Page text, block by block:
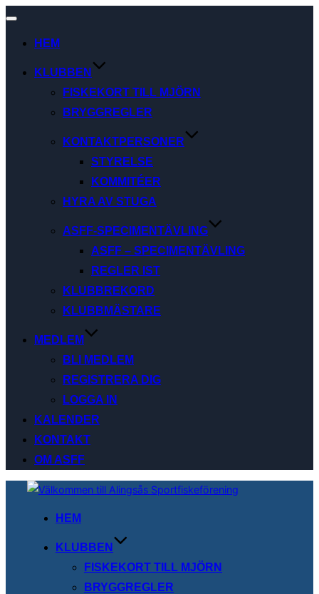
Slå
navigering
HEM
KLUBBEN
FISKEKORT TILL MJÖRN
BRYGGREGLER
KONTAKTPERSONER
STYRELSE
KOMMITÉER
HYRA AV STUGA
ASFF-SPECIMENTÄVLING
ASFF – SPECIMENTÄVLING
REGLER IST
KLUBBREKORD
KLUBBMÄSTARE
MEDLEM
BLI MEDLEM
REGISTRERA DIG
LOGGA IN
KALENDER
KONTAKT
OM ASFF
Hoppa
HEM
KLUBBEN
FISKEKORT TILL MJÖRN
BRYGGREGLER